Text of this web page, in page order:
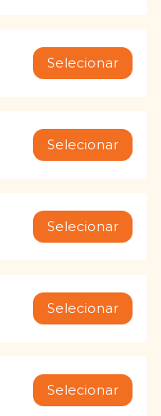
Selecionar
Selecionar
Selecionar
Selecionar
Selecionar